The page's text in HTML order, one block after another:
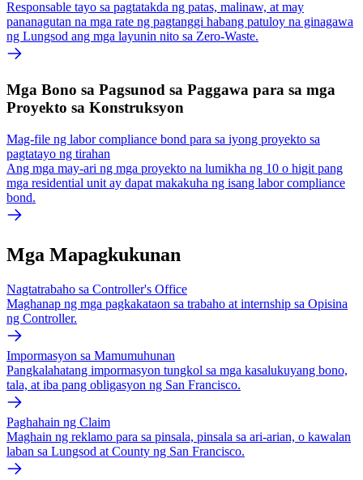
Responsable tayo sa pagtatakda ng patas, malinaw, at may
pananagutan na mga rate ng pagtanggi habang patuloy na ginagawa
ng Lungsod ang mga layunin nito sa Zero-Waste.
Mga Bono sa Pagsunod sa Paggawa para sa mga
Proyekto sa Konstruksyon
Mag-file ng labor compliance bond para sa iyong proyekto sa
pagtatayo ng tirahan
Ang mga may-ari ng mga proyekto na lumikha ng 10 o higit pang
mga residential unit ay dapat makakuha ng isang labor compliance
bond.
Mga Mapagkukunan
Nagtatrabaho sa Controller's Office
Maghanap ng mga pagkakataon sa trabaho at internship sa Opisina
ng Controller.
Impormasyon sa Mamumuhunan
Pangkalahatang impormasyon tungkol sa mga kasalukuyang bono,
tala, at iba pang obligasyon ng San Francisco.
Paghahain ng Claim
Maghain ng reklamo para sa pinsala, pinsala sa ari-arian, o kawalan
laban sa Lungsod at County ng San Francisco.